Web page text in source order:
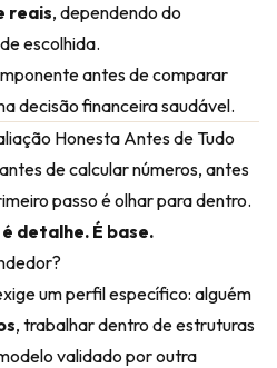
reais, dependendo do
escolhida.
antes de comparar
decisão financeira saudável.
Honesta Antes de Tudo
de calcular números, antes
passo é olhar para dentro.
detalhe. É base.
um perfil específico: alguém
, trabalhar dentro de estruturas
validado por outra